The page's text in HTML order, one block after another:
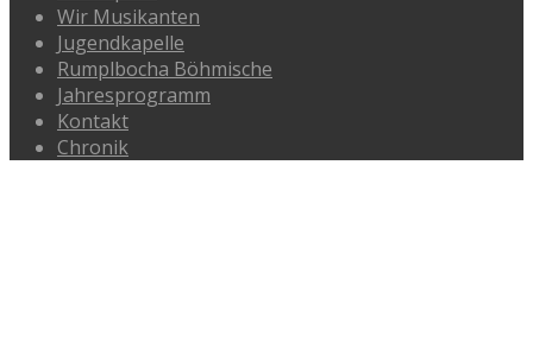
Wir Musikanten
Jugendkapelle
Rumplbocha Böhmische
Jahresprogramm
Kontakt
Chronik